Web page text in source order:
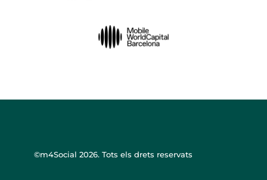
©m4Social 2026. Tots els drets reservats